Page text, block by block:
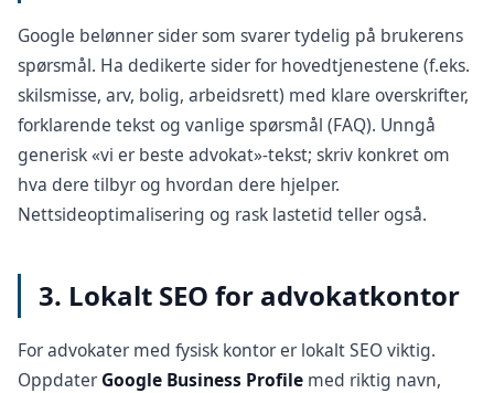
Google belønner sider som svarer tydelig på brukerens
spørsmål. Ha dedikerte sider for hovedtjenestene (f.eks.
skilsmisse, arv, bolig, arbeidsrett) med klare overskrifter,
forklarende tekst og vanlige spørsmål (FAQ). Unngå
generisk «vi er beste advokat»-tekst; skriv konkret om
hva dere tilbyr og hvordan dere hjelper.
Nettsideoptimalisering og rask lastetid teller også.
3. Lokalt SEO for advokatkontor
For advokater med fysisk kontor erlokalt SEOviktig.
OppdaterGoogle Business Profile med riktig navn,